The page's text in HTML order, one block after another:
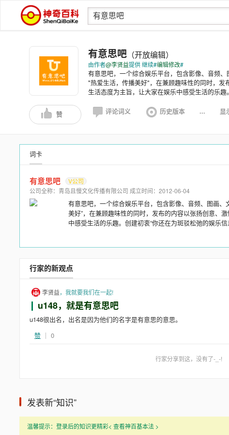
有意思吧 （开放编辑）
由作者@李贤益提供 继续#编辑修改#
有意思吧，一个综合娱乐平台，包含影像、音频、
"热爱生活，传播美好"，在兼顾趣味性的同时，发
生活态度为主旨，让大家在娱乐中感受生活的乐趣。
赞 评论词义 历史版本 ... 显
词卡
有意思吧
V公司
公司全称：青岛且慢文化传播有限公司 成立时间：2012-06-04
有意思吧，一个综合娱乐平台，包含影像、音频、图画
美好”，在兼顾趣味性的同时，发布的内容以张扬创意、
中感受生活的乐趣。创建初衷“你还在为斑驳松弛的娱乐信
行家的新观点
李贤益，我就要我们在一起!
u148，就是有意思吧
u148很出名，出名是因为他们的名字是有意思的意思。
赞 ｜ 0
行家分享到这，没有了-_-!
. 发表新“知识”
温馨提示：登录后的知识更精彩< 查看神百基本法 >